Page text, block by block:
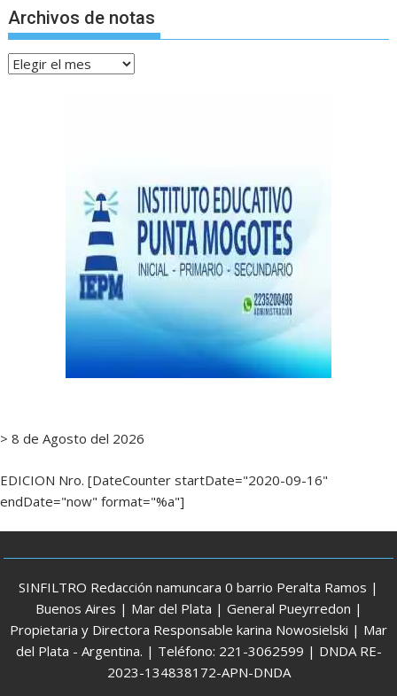
Archivos de notas
Archivos
> 8 de Agosto del 2026
EDICION Nro. [DateCounter startDate="2020-09-16"
endDate="now" format="%a"]
SINFILTRO Redacción namuncara 0 barrio Peralta Ramos |
Buenos Aires | Mar del Plata | General Pueyrredon |
Propietaria y Directora Responsable karina Nowosielski | Mar
del Plata - Argentina. | Teléfono: 221-3062599 | DNDA RE-
2023-134838172-APN-DNDA